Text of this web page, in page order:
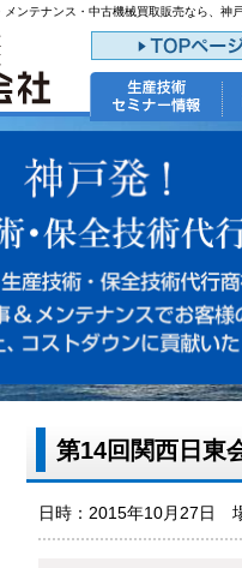
ンテナンス・中古機械買取販売なら、神
第14回関西日
日時：2015年10月27日